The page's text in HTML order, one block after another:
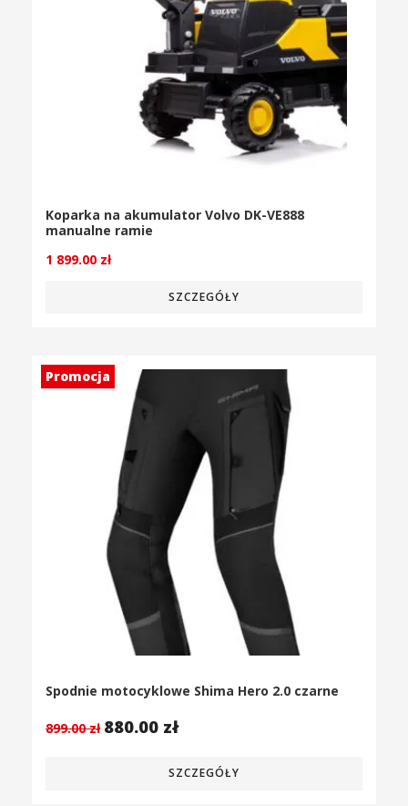
Koparka na akumulator Volvo DK-VE888
manualne ramie
1 899.00 zł
SZCZEGÓŁY
Promocja
Spodnie motocyklowe Shima Hero 2.0 czarne
899.00zł 880.00 zł
SZCZEGÓŁY